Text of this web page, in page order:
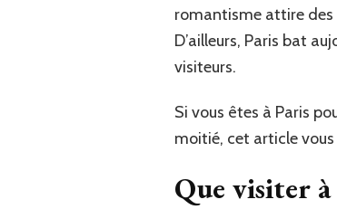
romantisme attire des
D’ailleurs, Paris bat
visiteurs.
Si vous êtes à Paris
moitié, cet article
Que visiter à